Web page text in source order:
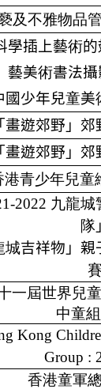
及不雅物品
學插上藝術的
藝美術書法攝
國少年兒童美
畫遊郊野」
畫遊郊野」
港青少年兒童
2022 九龍城
隊
城吉祥物」親
賽
一屆世界兒
中童
Kong
Group :
香港童軍